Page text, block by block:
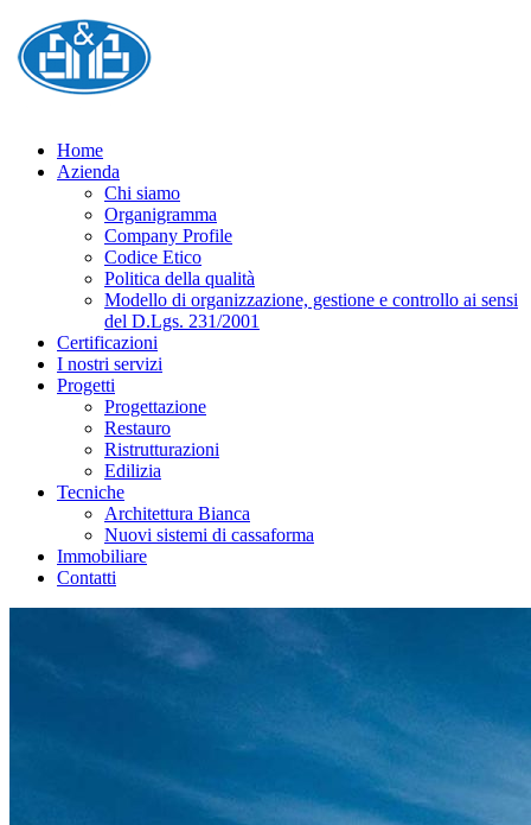
Home
Azienda
Chi siamo
Organigramma
Company Profile
Codice Etico
Politica della qualità
Modello di organizzazione, gestione e controllo ai sensi
del D.Lgs. 231/2001
Certificazioni
I nostri servizi
Progetti
Progettazione
Restauro
Ristrutturazioni
Edilizia
Tecniche
Architettura Bianca
Nuovi sistemi di cassaforma
Immobiliare
Contatti